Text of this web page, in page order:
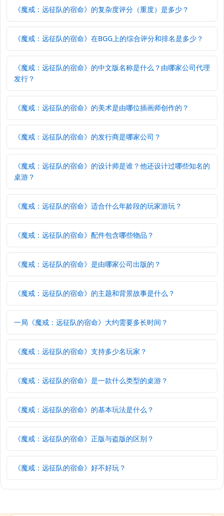
《魔戒：远征队的宿命》的复杂度评分（重度）是多少？
《魔戒：远征队的宿命》在BGG上的综合评分和排名是多少？
《魔戒：远征队的宿命》的中文版名称是什么？由哪家公司代理
发行？
《魔戒：远征队的宿命》的美术是由哪位插画师创作的？
《魔戒：远征队的宿命》的发行商是哪家公司？
《魔戒：远征队的宿命》的设计师是谁？他还设计过哪些知名的
桌游？
《魔戒：远征队的宿命》适合什么年龄段的玩家游玩？
《魔戒：远征队的宿命》配件包含哪些物品？
《魔戒：远征队的宿命》是由哪家公司出版的？
《魔戒：远征队的宿命》的主题和背景故事是什么？
一局《魔戒：远征队的宿命》大约需要多长时间？
《魔戒：远征队的宿命》支持多少名玩家？
《魔戒：远征队的宿命》是一款什么类型的桌游？
《魔戒：远征队的宿命》的基本玩法是什么？
《魔戒：远征队的宿命》正版与盗版的区别？
《魔戒：远征队的宿命》好不好玩？